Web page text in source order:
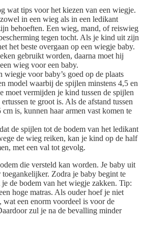
wat tips voor het kiezen van een wiegje.
in een wieg als in een ledikant
behoeften. Een wieg, mand, of reiswieg
tegen tocht. Als je kind uit zijn
het beste overgaan op een wiegje baby.
gebruikt worden, daarna moet hij
wieg voor een baby.
voor baby’s goed op de plaats
model waarbij de spijlen minstens 4,5 en
moet vermijden je kind tussen de spijlen
te groot is. Als de afstand tussen
is, kunnen haar armen vast komen te
de spijlen tot de bodem van het ledikant
de wieg reiken, kan je kind op de half
met een val tot gevolg.
die versteld kan worden. Je baby uit
Zodra je baby begint te
de bodem van het wiegje zakken. Tip:
hoge matras. Als ouder hoef je niet
wat een enorm voordeel is voor de
zul je na de bevalling minder